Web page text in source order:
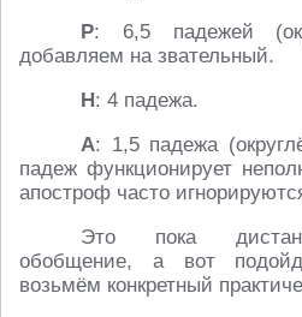
Р: 6,5 падежей
добавляем на звательный.
Н: 4 падежа.
А: 1,5 падежа
падеж функционирует
апостроф часто
Это пока
обобщение, а вот
возьмём конкретный